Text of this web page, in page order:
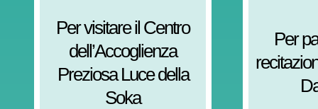
Per visitare il Centro
dell’Accoglienza
Preziosa Luce della
Soka
Per